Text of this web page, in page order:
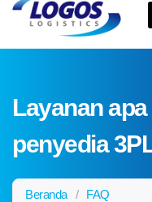
Layanan
penyedia
Beranda /
FAQ